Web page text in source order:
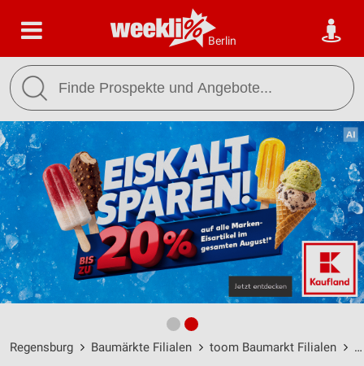
Berlin
Regensburg Baumärkte Filialen toom Baumarkt Filialen